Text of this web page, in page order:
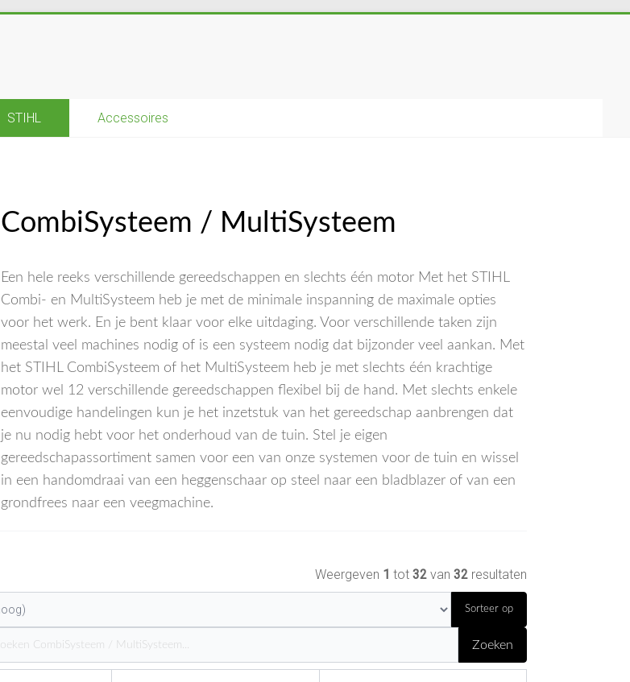
STIHL Accessoires
CombiSysteem / MultiSysteem
Een hele reeks verschillende gereedschappen en slechts één motor Met het STIHL
Combi- en MultiSysteem heb je met de minimale inspanning de maximale opties
voor het werk. En je bent klaar voor elke uitdaging. Voor verschillende taken zijn
meestal veel machines nodig of is een systeem nodig dat bijzonder veel aankan. Met
het STIHL CombiSysteem of het MultiSysteem heb je met slechts één krachtige
motor wel 12 verschillende gereedschappen flexibel bij de hand. Met slechts enkele
eenvoudige handelingen kun je het inzetstuk van het gereedschap aanbrengen dat
je nu nodig hebt voor het onderhoud van de tuin. Stel je eigen
gereedschapassortiment samen voor een van onze systemen voor de tuin en wissel
in een handomdraai van een heggenschaar op steel naar een bladblazer of van een
grondfrees naar een veegmachine.
Weergeven 1 tot 32van 32resultaten
Sorteer op
Zoeken